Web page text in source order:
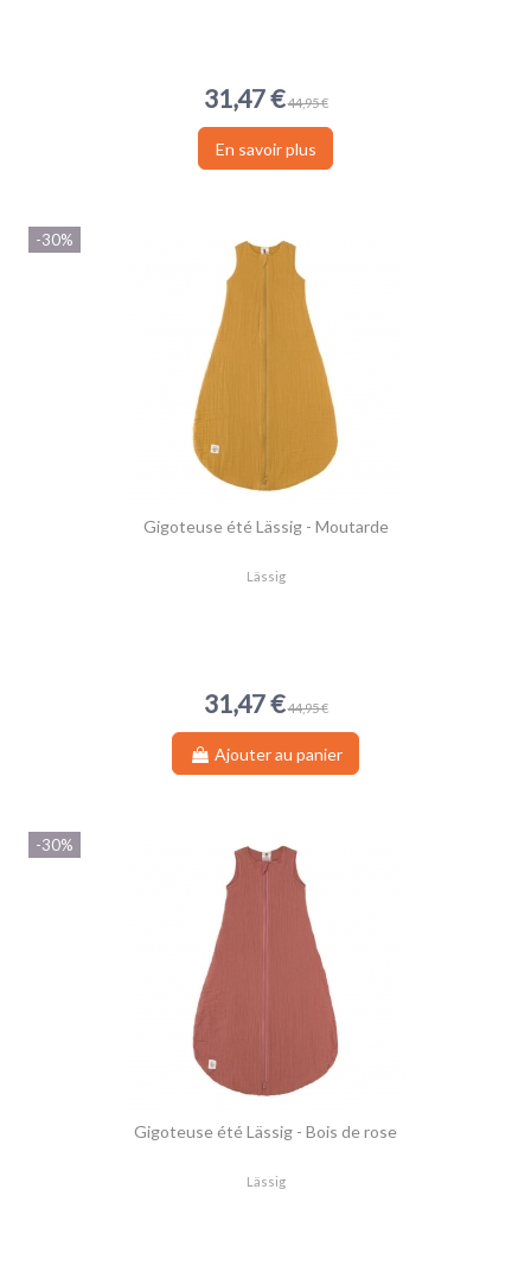
31,47 € 44,95 €
En savoir plus
-30%
Gigoteuse été Lässig - Moutarde
Lässig
31,47 € 44,95 €
Ajouter au panier
-30%
Gigoteuse été Lässig - Bois de rose
Lässig